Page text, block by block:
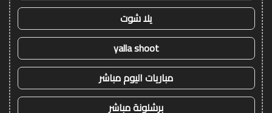
يلا شوت
yalla shoot
مباريات اليوم مباشر
برشلونة مباشر